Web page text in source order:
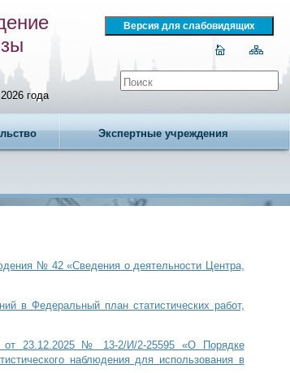
года
Экспертные учреждения
№ 42 «Сведения о деятельности Центра,
в Федеральный план статистических работ,
от 23.12.2025 № 13-2/И/2-25595 «О Порядке
наблюдения для использования в